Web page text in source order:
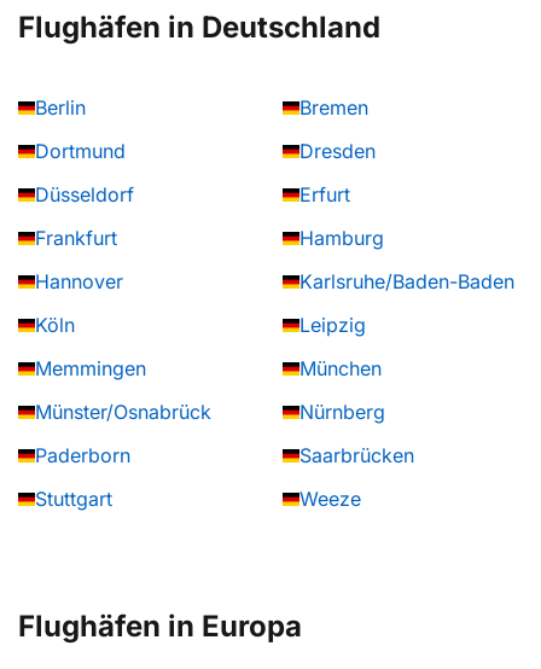
Flughäfen in Deutschland
Berlin
Bremen
Dortmund
Dresden
Düsseldorf
Erfurt
Frankfurt
Hamburg
Hannover
Karlsruhe/Baden-Baden
Köln
Leipzig
Memmingen
München
Münster/Osnabrück
Nürnberg
Paderborn
Saarbrücken
Stuttgart
Weeze
Flughäfen in Europa